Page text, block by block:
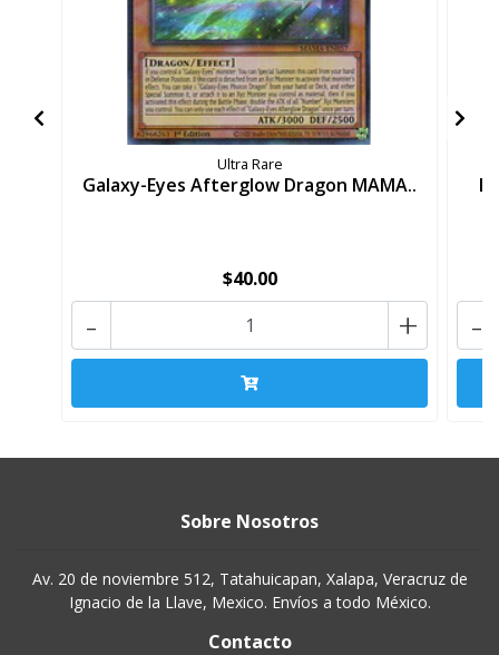
Ultra Rare
Galaxy-Eyes Afterglow Dragon MAMA..
$40.00
+
- -
Sobre Nosotros
Av. 20 de noviembre 512, Tatahuicapan, Xalapa, Veracruz de
Ignacio de la Llave, Mexico. Envíos a todo México.
Contacto